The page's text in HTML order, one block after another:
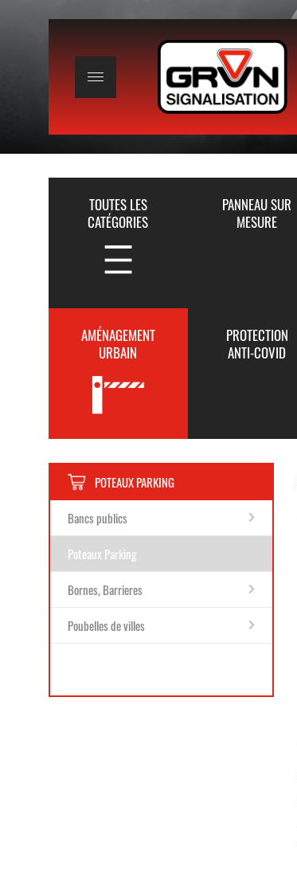
TOUTES LES
CATÉGORIES
PANNEAU SUR
MESURE
AMÉNAGEMENT
URBAIN
PROTECTION
ANTI-COVID
POTEAUX PARKING
Bancs publics
Poteaux Parking
Bornes, Barrieres
Poubelles de villes